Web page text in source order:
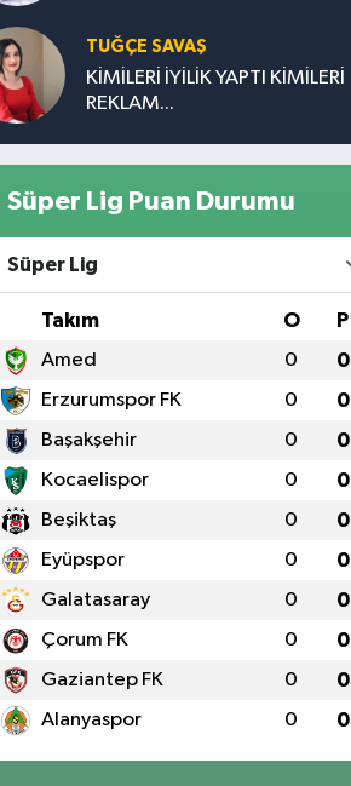
TUĞÇE SAVAŞ
KİMİLERİ İYİLİK YAPTI KİMİLERİ
REKLAM...
Süper Lig Puan Durumu
Süper Lig
Takım O P
Amed 0 0
Erzurumspor FK 0 0
Başakşehir 0 0
Kocaelispor 0 0
Beşiktaş 0 0
Eyüpspor 0 0
Galatasaray 0 0
Çorum FK 0 0
Gaziantep FK 0 0
Alanyaspor 0 0